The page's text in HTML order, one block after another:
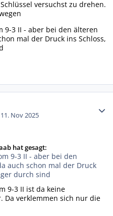
versuchst zu drehen.
9-3 II - aber bei den älteren
mal der Druck ins Schloss,
11. Nov 2025
hat gesagt:
9-3 II - aber bei den
auch schon mal der Druck
durch sind
9-3 II ist da keine
Da verklemmen sich nur die